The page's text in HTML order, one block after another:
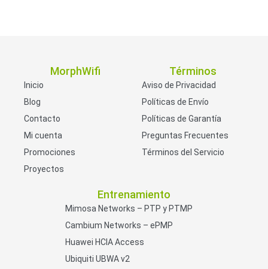
MorphWifi
Inicio
Blog
Contacto
Mi cuenta
Promociones
Proyectos
Términos
Aviso de Privacidad
Políticas de Envío
Políticas de Garantía
Preguntas Frecuentes
Términos del Servicio
Entrenamiento
Mimosa Networks – PTP y PTMP
Cambium Networks – ePMP
Huawei HCIA Access
Ubiquiti UBWA v2